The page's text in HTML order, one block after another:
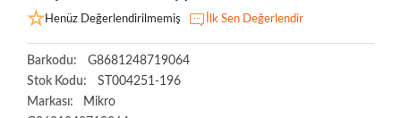
Henüz Değerlendirilmemiş İlk Sen Değerlendir
Barkodu:
G8681248719064
Stok Kodu:
ST004251-196
Markası:
Mikro